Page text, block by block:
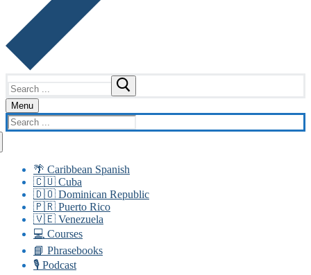
for:
Menu
Search
for:
🌴 Caribbean Spanish
🇨🇺 Cuba
🇩🇴 Dominican Republic
🇵🇷 Puerto Rico
🇻🇪 Venezuela
💻 Courses
📘 Phrasebooks
🎙️ Podcast